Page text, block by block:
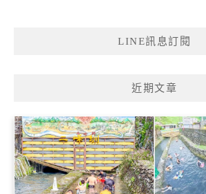
LINE訊息訂閱
近期文章